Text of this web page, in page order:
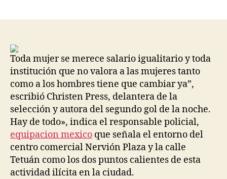
Toda mujer se merece salario igualitario y toda
institución que no valora a las mujeres tanto
como a los hombres tiene que cambiar ya”,
escribió Christen Press, delantera de la
selección y autora del segundo gol de la noche.
Hay de todo», indica el responsable policial,
equipacion mexico que señala el entorno del
centro comercial Nervión Plaza y la calle
Tetuán como los dos puntos calientes de esta
actividad ilícita en la ciudad.